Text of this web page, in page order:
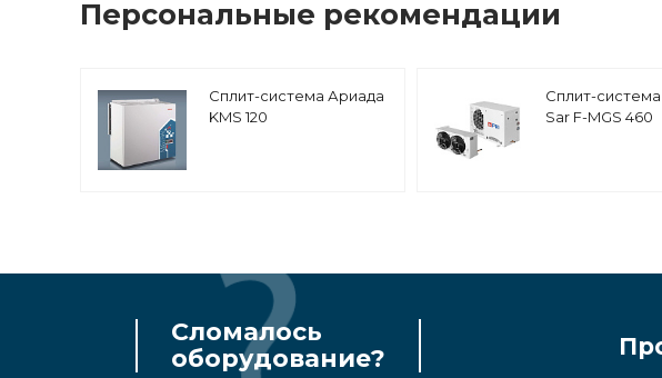
Персональные рекомендации
Сплит-система Ариада
KMS 120
Сплит-
Sar F-MGS 460
Сломалось
оборудование?